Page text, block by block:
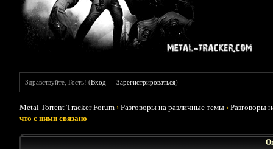
Здравствуйте, Гость! (Вход —Зарегистрироваться)
Metal Torrent Tracker Forum ›Разговоры на различные темы ›Разговоры
что с ними связано